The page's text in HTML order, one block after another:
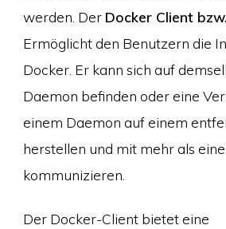
werden. Der Docker Client
Ermöglicht den Benutzern die
Docker. Er kann sich auf
Daemon befinden oder eine
einem Daemon auf einem
herstellen und mit mehr als
kommunizieren.
Der Docker-Client bietet eine